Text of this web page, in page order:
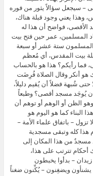
– سيجعل سؤالاً يثور من فوره
وهذا يعني وجود قبلة هناك،
الأقصى، فواضح أن هذا له
المسلمين، عمر حين فتح بيت
المسلمون ستة عشر أو سبعة
بيت المقدس، أي مُعظم
فما رأيكم؟ هذا هو بالحساب
هو أنكر وقال الصلاة فُرِضَت
شُبهة فضلاً أن يُقيم دليلاً،
يُوجَد مسجد أقصى؟ وطبعاً
الظن أو الوهم أو توهم أن
البناء كما هو اليوم هو
– باتفاق علماء الأمة –
هذا كله وتبقى مسجدية
مسجدٌ من هذا المكان إلى
أحكام تترتب على هذا،
– بدأوا يخبطون
ويضغِنون – يُكِّنون ضغناً